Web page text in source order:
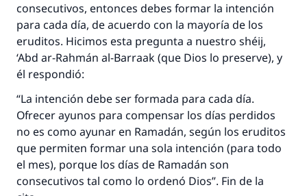
consecutivos, entonces debes formar la intención
para cada día, de acuerdo con la mayoría de los
eruditos. Hicimos esta pregunta a nuestro shéij,
‘Abd ar-Rahmán al-Barraak (que Dios lo preserve), y
él respondió:
“La intención debe ser formada para cada día.
Ofrecer ayunos para compensar los días perdidos
no es como ayunar en Ramadán, según los eruditos
que permiten formar una sola intención (para todo
el mes), porque los días de Ramadán son
consecutivos tal como lo ordenó Dios”. Fin de la